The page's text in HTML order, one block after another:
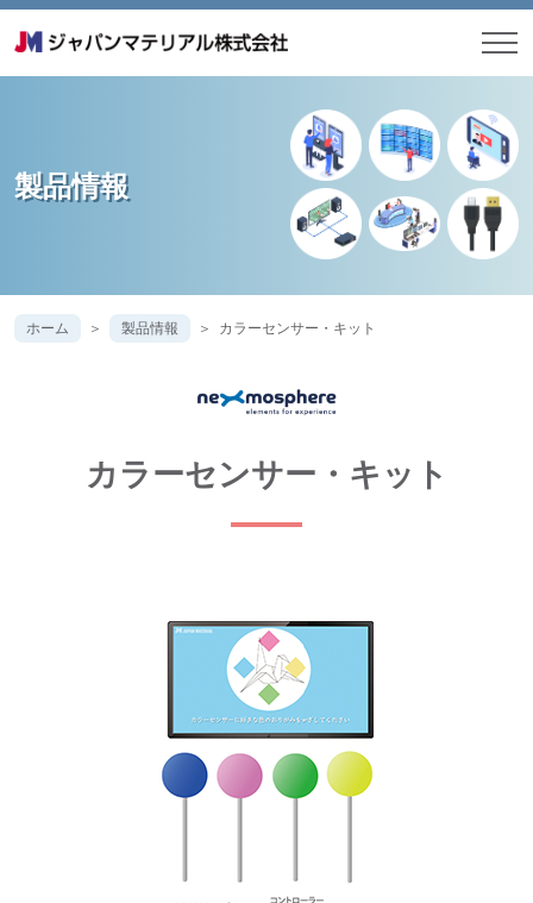
製品情報
ホーム 製品情報 カラーセンサー・キット
カラーセンサー・キット